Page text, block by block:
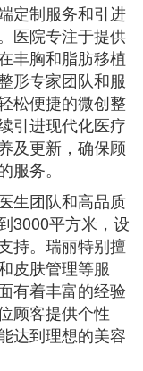
定制服务和引进
医院专注于提供
丰胸和脂肪移植
形专家团队和服
松便捷的微创整
引进现代化医疗
及更新，确保顾
务。
生团队和高品质
3000平方米，设
持。瑞丽特别擅
皮肤管理等服
有着丰富的经验
顾客提供个性
达到理想的美容